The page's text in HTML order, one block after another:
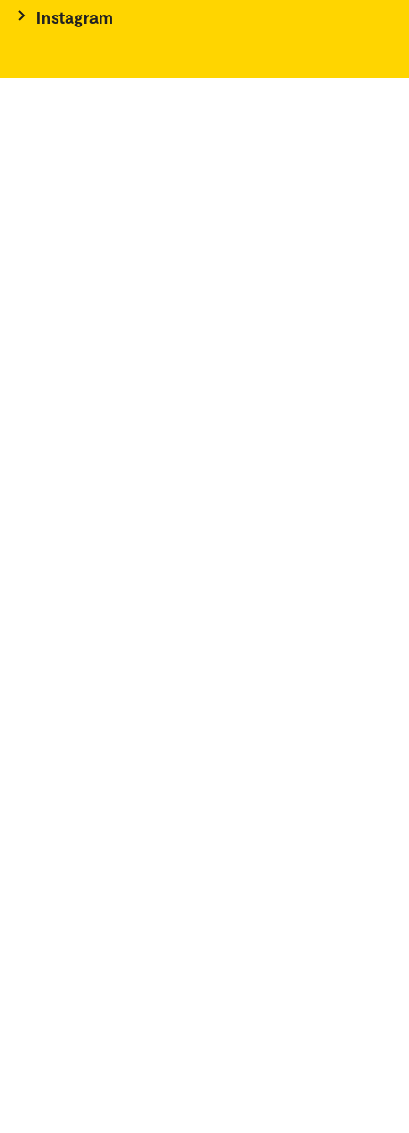
Instagram